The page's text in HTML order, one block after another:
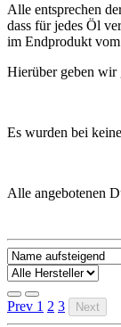
Alle entsprechen
dass für jedes Öl
im Endprodukt vom
Hierüber geben wir
Es wurden bei
Alle angebotenen
Prev 1 2 3 Next